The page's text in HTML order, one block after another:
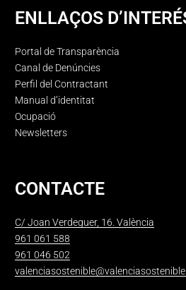
ENLLAÇOS
Portal de Transparència
Canal de Denúncies
Perfil del Contractant
Manual d’identitat
Ocupació
Newsletters
CONTACTE
C/ Joan Verdeguer, 16. València
961 061 588
961 046 502